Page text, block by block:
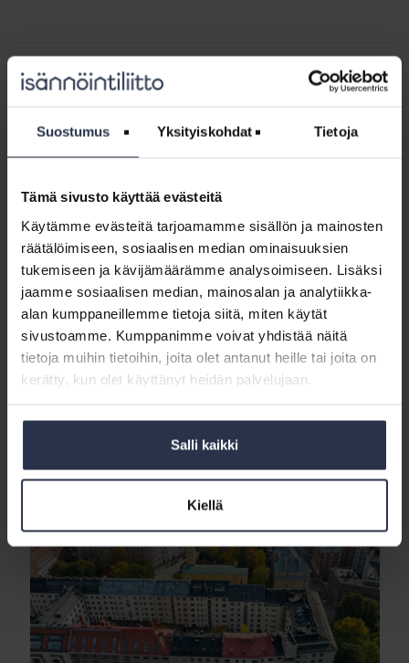
Suostumus Yksityiskohdat Tietoja
Tämä sivusto käyttää evästeitä
Käytämme evästeitä tarjoamamme sisällön ja mainosten
räätälöimiseen, sosiaalisen median ominaisuuksien
tukemiseen ja kävijämäärämme analysoimiseen. Lisäksi
jaamme sosiaalisen median, mainosalan ja analytiikka-
alan kumppaneillemme tietoja siitä, miten käytät
sivustoamme. Kumppanimme voivat yhdistää näitä
tietoja muihin tietoihin, joita olet antanut heille tai joita on
kerätty, kun olet käyttänyt heidän palvelujaan.
Salli kaikki
Kiellä
Kiihtyneiden
jälkeenkin
Kiihtyneiden yritysostojen jälkeenkin
isännöintiala koostuu lilliputeista
AJANKOHTAISTA
isännöinti. Lukuisat yritysostot ja -fuusiot eivät ole juuri vähentäneet
toimialakatsaus
julki